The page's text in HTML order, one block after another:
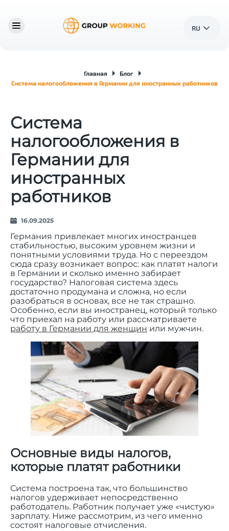
RU
Главная
Блог
Система налогообложения в Германии для иностранных работников
Система
налогообложения в
Германии для
иностранных
работников
16.09.2025
Германия привлекает многих иностранцев
стабильностью, высоким уровнем жизни и
понятными условиями труда. Но с переездом
сюда сразу возникает вопрос: как платят налоги
в Германии и сколько именно забирает
государство? Налоговая система здесь
достаточно продумана и сложна, но если
разобраться в основах, все не так страшно.
Особенно, если вы иностранец, который только
что приехал на работу или рассматриваете
работу в Германии для женщин или мужчин.
Основные виды налогов,
которые платят работники
Система построена так, что большинство
налогов удерживает непосредственно
работодатель. Работник получает уже «чистую»
зарплату. Ниже рассмотрим, из чего именно
состоят налоговые отчисления.